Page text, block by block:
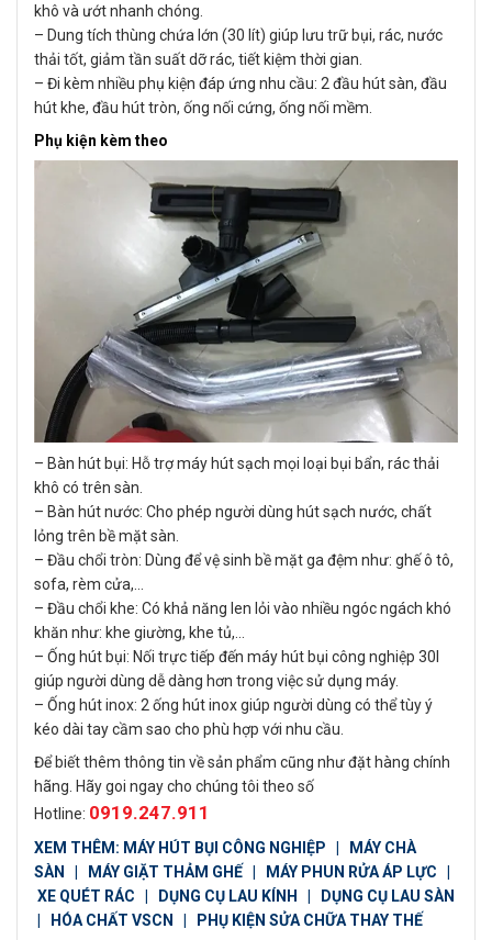
khô và ướt nhanh chóng.
– Dung tích thùng chứa lớn (30 lít) giúp lưu trữ bụi, rác, nước
thải tốt, giảm tần suất dỡ rác, tiết kiệm thời gian.
– Đi kèm nhiều phụ kiện đáp ứng nhu cầu: 2 đầu hút sàn, đầu
hút khe, đầu hút tròn, ống nối cứng, ống nối mềm.
Phụ kiện kèm theo
– Bàn hút bụi: Hỗ trợ máy hút sạch mọi loại bụi bẩn, rác thải
khô có trên sàn.
– Bàn hút nước: Cho phép người dùng hút sạch nước, chất
lỏng trên bề mặt sàn.
– Đầu chổi tròn: Dùng để vệ sinh bề mặt ga đệm như: ghế ô tô,
sofa, rèm cửa,…
– Đầu chổi khe: Có khả năng len lỏi vào nhiều ngóc ngách khó
khăn như: khe giường, khe tủ,…
– Ống hút bụi: Nối trực tiếp đến máy hút bụi công nghiệp 30l
giúp người dùng dễ dàng hơn trong việc sử dụng máy.
– Ống hút inox: 2 ống hút inox giúp người dùng có thể tùy ý
kéo dài tay cầm sao cho phù hợp với nhu cầu.
Để biết thêm thông tin về sản phẩm cũng như đặt hàng chính
hãng. Hãy goi ngay cho chúng tôi theo số
Hotline: 0919.247.911
XEM THÊM: MÁY HÚT BỤI CÔNG NGHIỆP | MÁY CHÀ
SÀN
| MÁY GIẶT THẢM GHẾ | MÁY PHUN RỬA ÁP LỰC
|
XE QUÉT RÁC
| DỤNG CỤ LAU KÍNH | DỤNG CỤ LAU SÀN
| HÓA CHẤT VSCN | PHỤ KIỆN SỬA CHỮA THAY THẾ